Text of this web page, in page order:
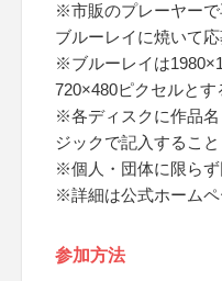
※市販のプレーヤー
ブルーレイに焼いて
※ブルーレイは
720×480ピクセルとす
※各ディスクに作品
ジックで記入すること
※個人・団体に限ら
※詳細は公式ホーム
参加方法